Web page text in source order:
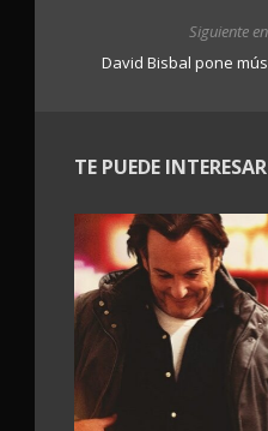
Siguiente
David Bisbal pone
TE PUEDE INTERESAR